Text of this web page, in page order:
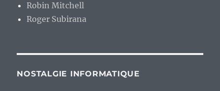
Robin Mitchell
Roger Subirana
NOSTALGIE INFORMATIQUE